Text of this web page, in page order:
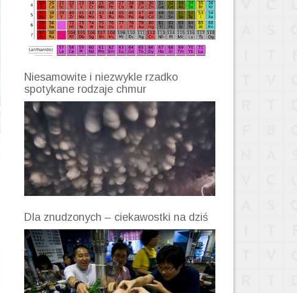
Niesamowite i niezwykle rzadko
spotykane rodzaje chmur
Dla znudzonych – ciekawostki na dziś